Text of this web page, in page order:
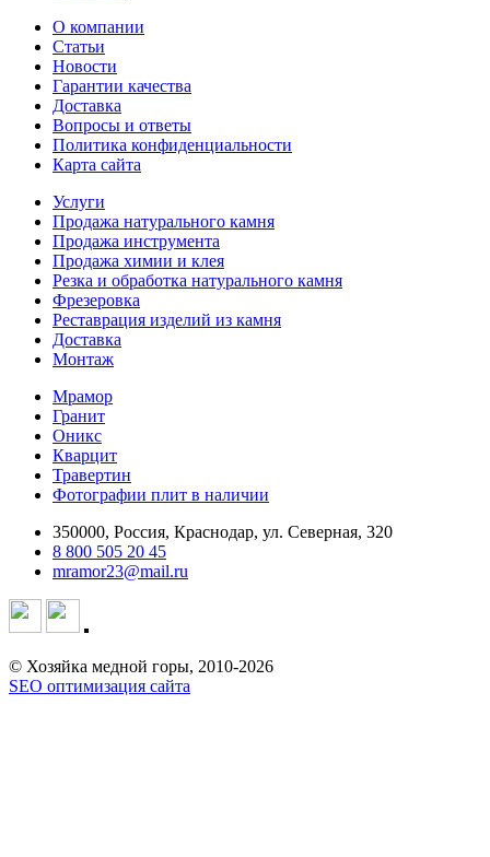
О компании
Статьи
Новости
Гарантии качества
Доставка
Вопросы и ответы
Политика конфиденциальности
Карта сайта
Услуги
Продажа натурального камня
Продажа инструмента
Продажа химии и клея
Резка и обработка натурального камня
Фрезеровка
Реставрация изделий из камня
Доставка
Монтаж
Мрамор
Гранит
Оникс
Кварцит
Травертин
Фотографии плит в наличии
350000, Россия, Краснодар, ул. Северная, 320
8 800 505 20 45
mramor23@mail.ru
© Хозяйка медной горы, 2010-2026
SEO оптимизация сайта